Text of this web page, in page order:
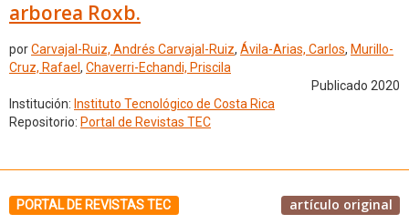
arborea Roxb.
porCarvajal-Ruiz, Andrés Carvajal-Ruiz, Ávila-Arias, Carlos, Murillo-
Cruz, Rafael , Chaverri-Echandi, Priscila
Publicado 2020
Institución: Instituto Tecnológico de Costa Rica
Repositorio: Portal de Revistas TEC
PORTAL DE REVISTAS TEC artículo original